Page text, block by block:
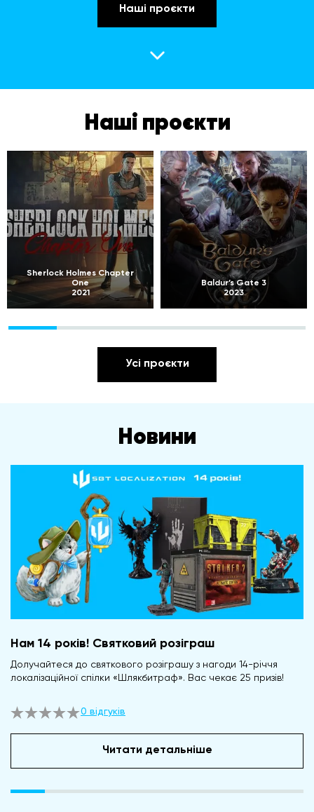
Наші проєкти
Наші проєкти
Sherlock Holmes Chapter
One
2021
Baldur’s Gate 3
2023
Усі проєкти
Новини
Нам 14 років! Святковий розіграш
Долучайтеся до святкового розіграшу з нагоди 14-річчя
локалізаційної спілки «Шлякбитраф». Вас чекає 25 призів!
0 відгуків
Читати детальніше